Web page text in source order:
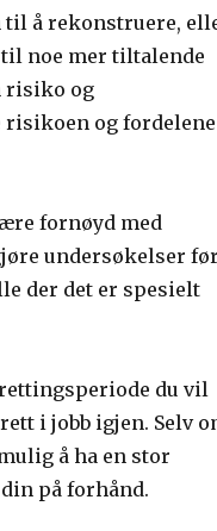
til å rekonstruere,
noe mer tiltalende
risiko og
risikoen og fordelene
fornøyd med
undersøkelser
der det er spesielt
du vil
i jobb igjen. Selv
å ha en stor
på forhånd.